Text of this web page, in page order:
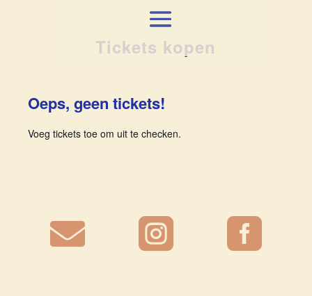
Tickets kopen
Oeps, geen tickets!
Voeg tickets toe om uit te checken.
  